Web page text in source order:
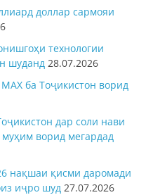
доллар сармояи
технологии
шуданд 28.07.2026
ба Тоҷикистон ворид
дар соли нави
муҳим ворид мегардад
нақшаи қисми даромади
иҷро шуд 27.07.2026